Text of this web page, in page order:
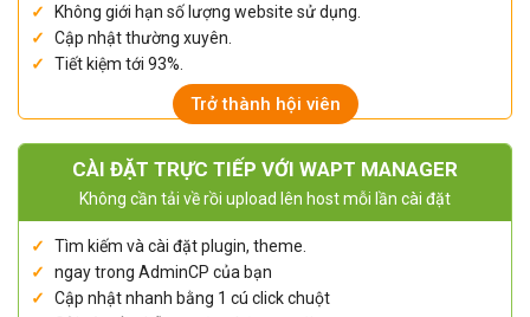
Không giới hạn số lượng website sử dụng.
Cập nhật thường xuyên.
Tiết kiệm tới 93%.
Trở thành hội viên
CÀI ĐẶT TRỰC TIẾP VỚI WAPT MANAGER
Không cần tải về rồi upload lên host mỗi lần cài đặt
Tìm kiếm và cài đặt plugin, theme.
ngay trong AdminCP của bạn
Cập nhật nhanh bằng 1 cú click chuột